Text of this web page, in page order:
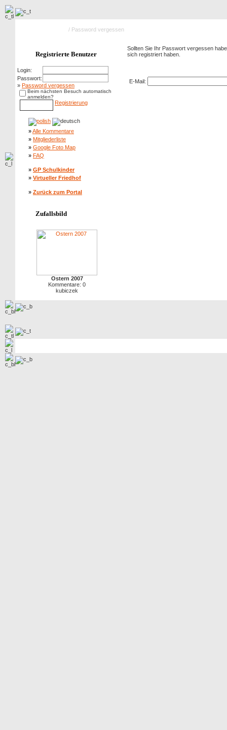
/ Password vergessen
Registrierte Benutzer
Login:
Passwort:
» Password vergessen
Beim nächsten Besuch automatisch
anmelden?
Registrierung
»Alle Kommentare
» Mitgliederliste
» Google Foto Map
» FAQ
» GP Schulkinder
» Virtueller Friedhof
» Zurück zum Portal
Zufallsbild
Ostern 2007
Kommentare: 0
kubiczek
Sollten Sie Ihr Passwort vergessen
sich registriert haben.
E-Mail: